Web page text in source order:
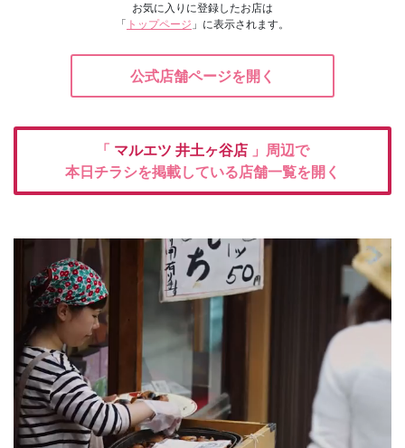
お気に入りに登録したお店は
「 トップページ 」に表示されます。
公式店舗ページを開く
「 マルエツ 井土ヶ谷店 」周辺で
本日チラシを掲載している店舗一覧を開く